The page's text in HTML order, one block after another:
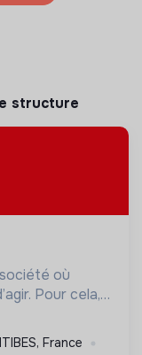
structure
où
Pour cela,
lieux
à tous.
France